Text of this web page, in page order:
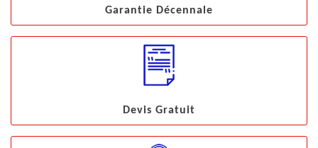
Garantie Décennale
Devis Gratuit